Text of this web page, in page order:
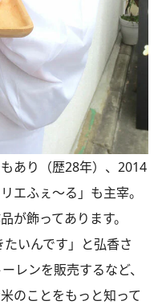
あり（歴28年）、2014
エふぇ〜る」も主宰。
が飾ってあります。
いんです」と弘香さ
レンを販売するなど、
のことをもっと知って